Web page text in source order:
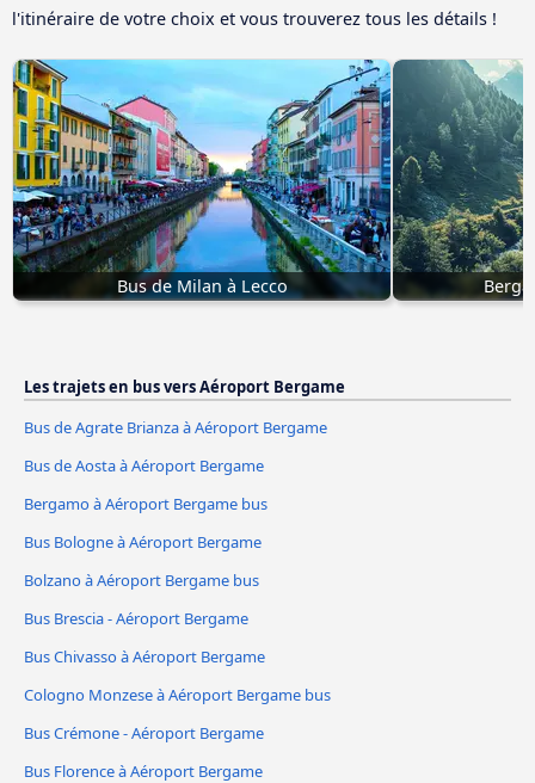
l'itinéraire de votre choix et vous trouverez tous les détails !
Bus de Milan à Lecco
Les trajets en bus vers Aéroport Bergame
Bus de Agrate Brianza à Aéroport Bergame
Bus de Aosta à Aéroport Bergame
Bergamo à Aéroport Bergame bus
Bus Bologne à Aéroport Bergame
Bolzano à Aéroport Bergame bus
Bus Brescia - Aéroport Bergame
Bus Chivasso à Aéroport Bergame
Cologno Monzese à Aéroport Bergame bus
Bus Crémone - Aéroport Bergame
Bus Florence à Aéroport Bergame